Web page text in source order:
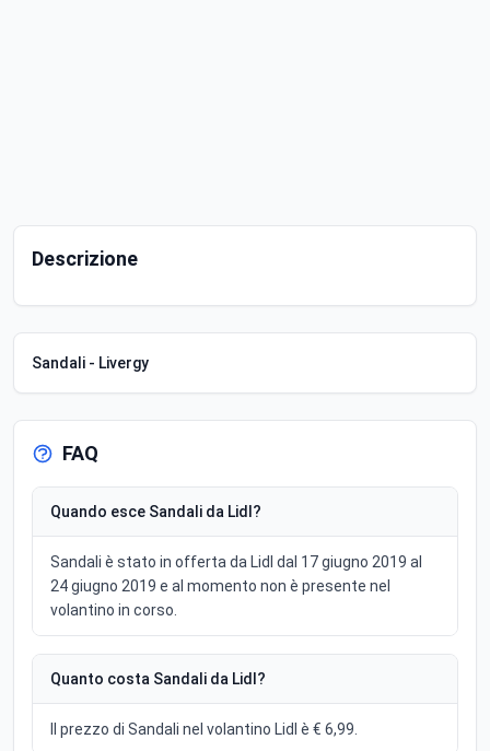
Descrizione
Sandali - Livergy
FAQ
Quando esce Sandali da Lidl?
Sandali è stato in offerta da Lidl dal 17 giugno 2019 al
24 giugno 2019 e al momento non è presente nel
volantino in corso.
Quanto costa Sandali da Lidl?
Il prezzo di Sandali nel volantino Lidl è € 6,99.